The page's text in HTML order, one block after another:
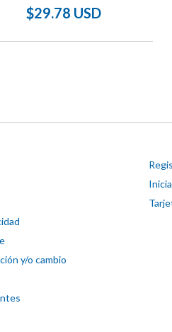
$29.78 USD
y/o cambio